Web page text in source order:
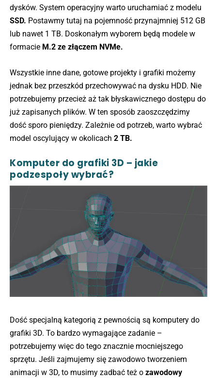
dysków. System operacyjny warto uruchamiać z modelu
SSD. Postawmy tutaj na pojemność przynajmniej 512 GB
lub nawet 1 TB. Doskonałym wyborem będą modele w
formacie M.2 ze złączem NVMe.
Wszystkie inne dane, gotowe projekty i grafiki możemy
jednak bez przeszkód przechowywać na dysku HDD. Nie
potrzebujemy przecież aż tak błyskawicznego dostępu do
już zapisanych plików. W ten sposób zaoszczędzimy
dość sporo pieniędzy. Zależnie od potrzeb, warto wybrać
model oscylujący w okolicach 2 TB.
Komputer do grafiki 3D – jakie
podzespoły wybrać?
Dość specjalną kategorią z pewnością są komputery do
grafiki 3D. To bardzo wymagające zadanie –
potrzebujemy więc do tego znacznie mocniejszego
sprzętu. Jeśli zajmujemy się zawodowo tworzeniem
animacji w 3D, to musimy zadbać też o zawodowy